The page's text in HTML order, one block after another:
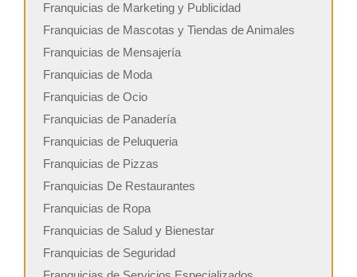
Franquicias de Marketing y Publicidad
Franquicias de Mascotas y Tiendas de Animales
Franquicias de Mensajería
Franquicias de Moda
Franquicias de Ocio
Franquicias de Panadería
Franquicias de Peluqueria
Franquicias de Pizzas
Franquicias De Restaurantes
Franquicias de Ropa
Franquicias de Salud y Bienestar
Franquicias de Seguridad